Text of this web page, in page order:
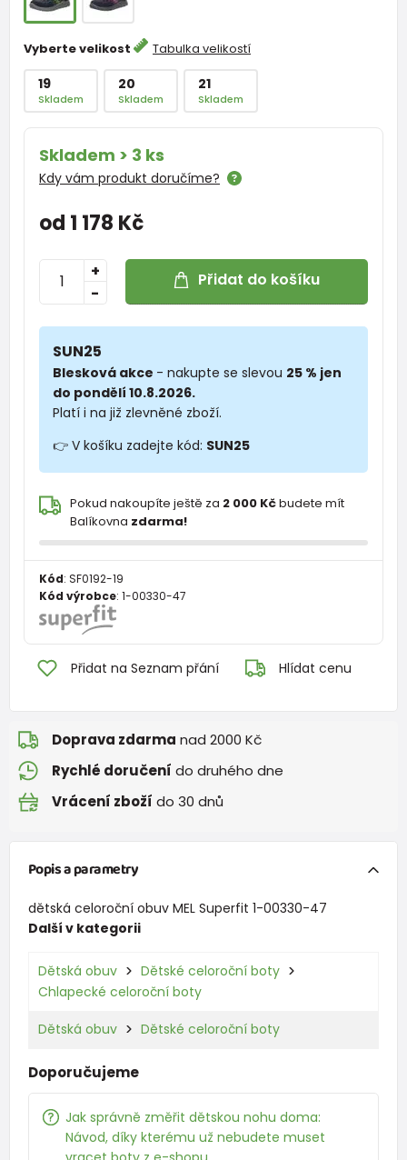
Vyberte velikost Tabulka velikostí
19
Skladem
20
Skladem
21
Skladem
Skladem > 3 ks
Kdy vám produkt doručíme?
od 1 178 Kč
-
+ Přidat do košíku
SUN25
Blesková akce - nakupte se slevou 25 % jen
do pondělí 10.8.2026.
Platí i na již zlevněné zboží.
👉 V košíku zadejte kód: SUN25
Pokud nakoupíte ještě za 2 000 Kčbudete mít
Balíkovna zdarma!
Kód: SF0192-19
Kód výrobce: 1-00330-47
Přidat na Seznam přání Hlídat cenu
Doprava zdarma nad 2000 Kč
Rychlé doručení do druhého dne
Vrácení zboží do 30 dnů
Popis a parametry
dětská celoroční obuv MEL Superfit 1-00330-47
Další v kategorii
Dětská obuv
Dětské celoroční boty
Chlapecké celoroční boty
Dětská obuv Dětské celoroční boty
Doporučujeme
Jak správně změřit dětskou nohu doma:
Návod, díky kterému už nebudete muset